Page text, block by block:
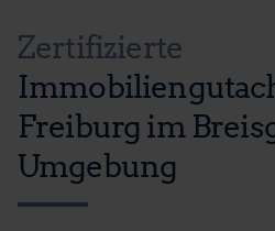
Zertifizierte
Freiburg im
Umgebung